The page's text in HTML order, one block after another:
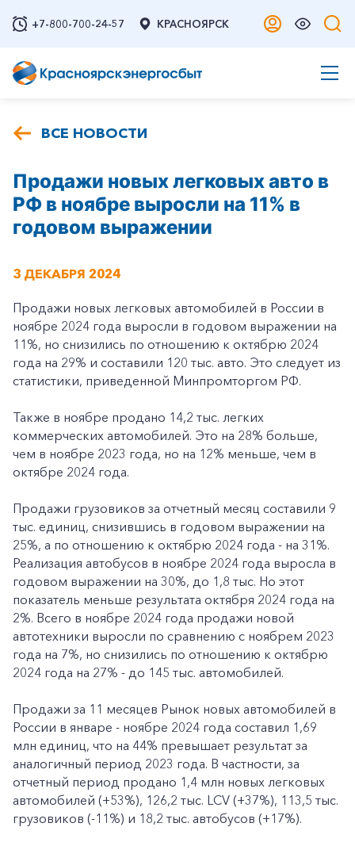
+7-800-700-24-57 КРАСНОЯРСК
ВСЕ НОВОСТИ
Продажи новых легковых авто в
РФ в ноябре выросли на 11% в
годовом выражении
3 ДЕКАБРЯ 2024
Продажи новых легковых автомобилей в России в
ноябре 2024 года выросли в годовом выражении на
11%, но снизились по отношению к октябрю 2024
года на 29% и составили 120 тыс. авто. Это следует из
статистики, приведенной Минпромторгом РФ.
Также в ноябре продано 14,2 тыс. легких
коммерческих автомобилей. Это на 28% больше,
чем в ноябре 2023 года, но на 12% меньше, чем в
октябре 2024 года.
Продажи грузовиков за отчетный месяц составили 9
тыс. единиц, снизившись в годовом выражении на
25%, а по отношению к октябрю 2024 года - на 31%.
Реализация автобусов в ноябре 2024 года выросла в
годовом выражении на 30%, до 1,8 тыс. Но этот
показатель меньше результата октября 2024 года на
2%. Всего в ноябре 2024 года продажи новой
автотехники выросли по сравнению с ноябрем 2023
года на 7%, но снизились по отношению к октябрю
2024 года на 27% - до 145 тыс. автомобилей.
Продажи за 11 месяцев Рынок новых автомобилей в
России в январе - ноябре 2024 года составил 1,69
млн единиц, что на 44% превышает результат за
аналогичный период 2023 года. В частности, за
отчетный период продано 1,4 млн новых легковых
автомобилей (+53%), 126,2 тыс. LCV (+37%), 113,5 тыс.
грузовиков (-11%) и 18,2 тыс. автобусов (+17%).